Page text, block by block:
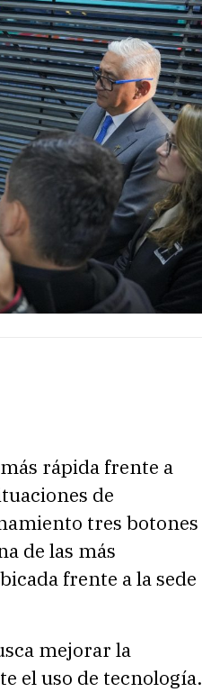
rápida frente a
de
tres botones
de las más
frente a la sede
mejorar la
el uso de tecnología.